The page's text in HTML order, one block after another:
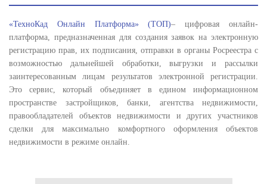
«ТехноКад Онлайн Платформа» (ТОП)– цифровая онлайн-
платформа, предназначенная для создания заявок на электронную
регистрацию прав, их подписания, отправки в органы Росреестра с
возможностью дальнейшей обработки, выгрузки и рассылки
заинтересованным лицам результатов электронной регистрации.
Это сервис, который объединяет в едином информационном
пространстве застройщиков, банки, агентства недвижимости,
правообладателей объектов недвижимости и других участников
сделки для максимально комфортного оформления объектов
недвижимости в режиме онлайн.